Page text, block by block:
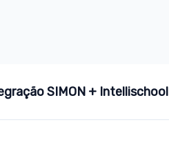
SIMON + Intellischool